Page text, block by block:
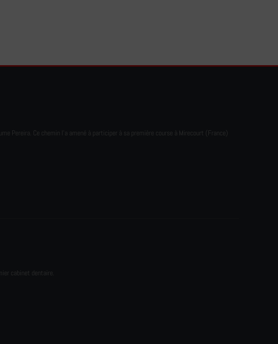
Pereira. Ce chemin l'a amené à participer à sa première course à Mirecourt (France)
cabinet dentaire.